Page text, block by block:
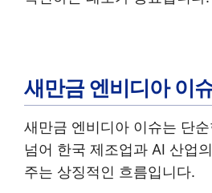
새만금 엔비디아 이
새만금 엔비디아 이슈는 단
넘어 한국 제조업과 AI 산업
주는 상징적인 흐름입니다.